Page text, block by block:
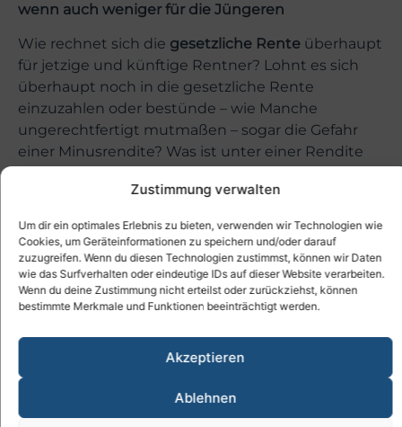
Zustimmung verwalten
Um dir ein optimales Erlebnis zu bieten, verwenden wir Technologien wie
Cookies, um Geräteinformationen zu speichern und/oder darauf
zuzugreifen. Wenn du diesen Technologien zustimmst, können wir Daten
wie das Surfverhalten oder eindeutige IDs auf dieser Website verarbeiten.
Wenn du deine Zustimmung nicht erteilst oder zurückziehst, können
bestimmte Merkmale und Funktionen beeinträchtigt werden.
Akzeptieren
Ablehnen
wenn auch weniger für die Jüngeren
Wie rechnet sich die gesetzliche Rente überhaupt
für jetzige und künftige Rentner? Lohnt es sich
überhaupt noch in die gesetzliche Rente
einzuzahlen oder bestünde – wie Manche
ungerechtfertigt mutmaßen – sogar die Gefahr
einer Minusrendite? Was ist unter einer Rendite
Fischer,den VSZ- Mitgliedern als Sachverständige
für die VBL-Rente bestens bekannt, haben sich
jüngst mit dergesetzlichen Rentebefasst und
beantworten Fragen, die aktuell jeden Rentner
interessieren dürften.
Zurzeit nennt die Deutsche Rentenversicherung
(DRV) durchschnittliche Renditen von zwei bis
drei Prozent nach ihrer Berechnungsmethode. Vor
zehn Jahren hatte sie die Rendite für einen